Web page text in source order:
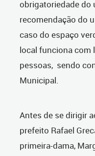
obrigatoriedade do
recomendação do
caso do espaço
local funciona com
pessoas, sendo
Municipal.
Antes de se dirigir
prefeito Rafael
primeira-dama,